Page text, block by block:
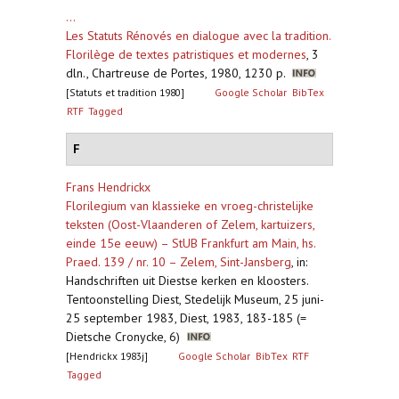
...
Les Statuts Rénovés en dialogue avec la tradition.
Florilège de textes patristiques et modernes, 3
dln., Chartreuse de Portes, 1980, 1230 p.
[Statuts et tradition 1980] Google Scholar BibTex
RTF Tagged
F
Frans Hendrickx
Florilegium van klassieke en vroeg-christelijke
teksten (Oost-Vlaanderen of Zelem, kartuizers,
einde 15e eeuw) – StUB Frankfurt am Main, hs.
Praed. 139 / nr. 10 – Zelem, Sint-Jansberg, in:
Handschriften uit Diestse kerken en kloosters.
Tentoonstelling Diest, Stedelijk Museum, 25 juni-
25 september 1983, Diest, 1983, 183-185 (=
Dietsche Cronycke, 6)
[Hendrickx 1983j] Google Scholar BibTex RTF
Tagged